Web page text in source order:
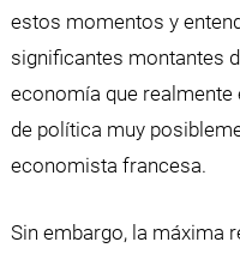
estos momentos y
significantes montantes
economía que
de política muy
economista francesa.
Sin embargo, la máxima